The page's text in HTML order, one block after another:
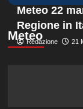
Meteo
Meteo 22
Regione in
Redazione 21